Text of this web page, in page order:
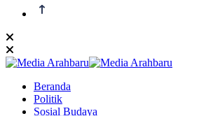
Beranda
Politik
Sosial Budaya